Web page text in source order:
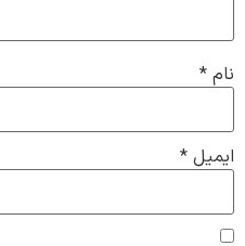
نام *
ایمیل *